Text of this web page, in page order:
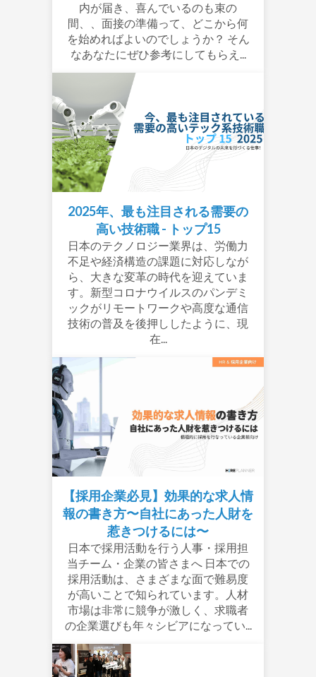
内が届き、喜んでいるのも束の
間、、面接の準備って、どこから何
を始めればよいのでしょうか？ そん
なあなたにぜひ参考にしてもらえ...
2025年、最も注目される需要の
高い技術職 - トップ15
日本のテクノロジー業界は、労働力
不足や経済構造の課題に対応しなが
ら、大きな変革の時代を迎えていま
す。新型コロナウイルスのパンデミ
ックがリモートワークや高度な通信
技術の普及を後押ししたように、現
在...
【採用企業必見】効果的な求人情
報の書き方〜自社にあった人財を
惹きつけるには〜
日本で採用活動を行う人事・採用担
当チーム・企業の皆さまへ 日本での
採用活動は、さまざまな面で難易度
が高いことで知られています。人材
市場は非常に競争が激しく、求職者
の企業選びも年々シビアになってい...